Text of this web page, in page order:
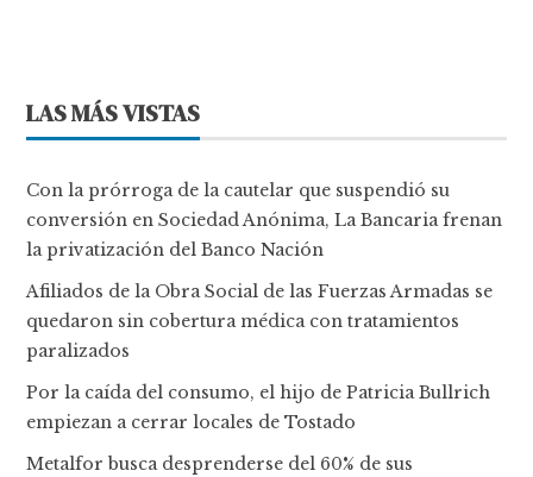
LAS MÁS VISTAS
Con la prórroga de la cautelar que suspendió su
conversión en Sociedad Anónima, La Bancaria frenan
la privatización del Banco Nación
Afiliados de la Obra Social de las Fuerzas Armadas se
quedaron sin cobertura médica con tratamientos
paralizados
Por la caída del consumo, el hijo de Patricia Bullrich
empiezan a cerrar locales de Tostado
Metalfor busca desprenderse del 60% de sus